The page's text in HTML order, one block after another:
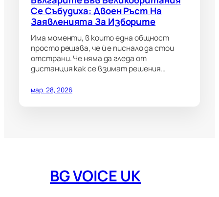
Се Събудиха: Двоен Ръст На
Заявленията За Изборите
Има моменти, в които една общност
просто решава, че ѝ е писнало да стои
отстрани. Че няма да гледа от
дистанция как се взимат решения…
мар. 28, 2026
BG VOICE UK